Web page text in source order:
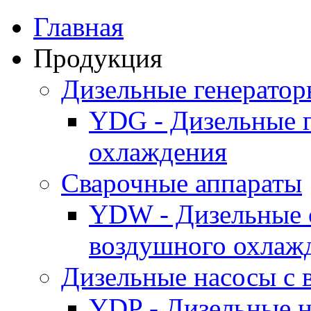
Главная
Продукция
Дизельные
YDG - Дизельные
охлаждения
Cварочные аппараты
YDW - Дизельные
воздушного
Дизельные насосы